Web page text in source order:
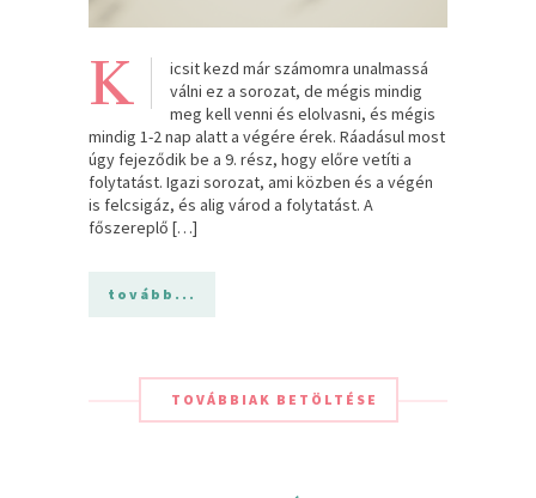
K
icsit kezd már számomra unalmassá
válni ez a sorozat, de mégis mindig
meg kell venni és elolvasni, és mégis
mindig 1-2 nap alatt a végére érek. Ráadásul most
úgy fejeződik be a 9. rész, hogy előre vetíti a
folytatást. Igazi sorozat, ami közben és a végén
is felcsigáz, és alig várod a folytatást. A
főszereplő […]
tovább...
TOVÁBBIAK BETÖLTÉSE